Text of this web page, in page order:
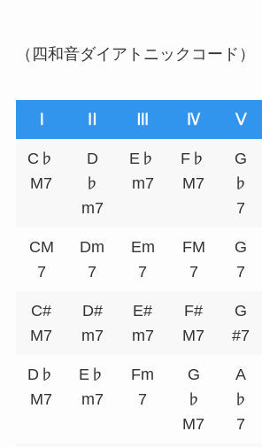
（四和音ダイアトニックコード）
Ⅰ Ⅱ Ⅲ Ⅳ Ⅴ
C♭
M7
D
♭
m7
E♭
m7
F♭
M7
G
♭
7
CM
7
Dm
7
Em
7
FM
7
G
7
C#
M7
D#
m7
E#
m7
F#
M7
G
#7
D♭
M7
E♭
m7
Fm
7
G
♭
M7
A
♭
7